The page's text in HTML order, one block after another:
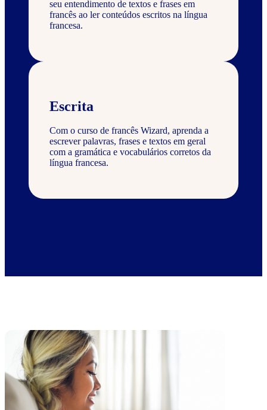
seu entendimento de textos e frases em
francês ao ler conteúdos escritos na língua
francesa.
Escrita
Com o curso de francês Wizard, aprenda a
escrever palavras, frases e textos em geral
com a gramática e vocabulários corretos da
língua francesa.